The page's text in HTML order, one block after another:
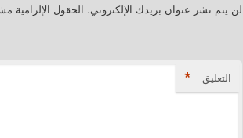
لن يتم نشر عنوان بريدك الإلكتروني. الحقول الإلزامية
التعليق *